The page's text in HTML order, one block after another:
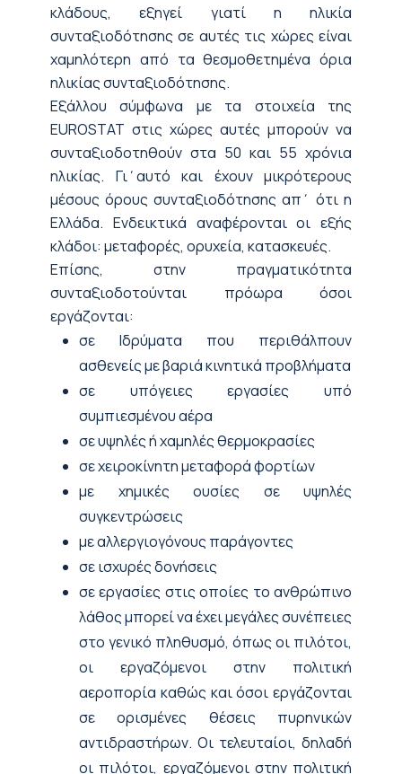
κλάδους, εξηγεί γιατί η ηλικία
συνταξιοδότησης σε αυτές τις χώρες είναι
χαμηλότερη από τα θεσμοθετημένα όρια
ηλικίας συνταξιοδότησης.
Εξάλλου σύμφωνα με τα στοιχεία της
EUROSTAT στις χώρες αυτές μπορούν να
συνταξιοδοτηθούν στα 50 και 55 χρόνια
ηλικίας. Γι΄αυτό και έχουν μικρότερους
μέσους όρους συνταξιοδότησης απ΄ ότι η
Ελλάδα. Ενδεικτικά αναφέρονται οι εξής
κλάδοι: μεταφορές, ορυχεία, κατασκευές.
Επίσης, στην πραγματικότητα
συνταξιοδοτούνται πρόωρα όσοι
εργάζονται:
σε Ιδρύματα που περιθάλπουν
ασθενείς με βαριά κινητικά προβλήματα
σε υπόγειες εργασίες υπό
συμπιεσμένου αέρα
σε υψηλές ή χαμηλές θερμοκρασίες
σε χειροκίνητη μεταφορά φορτίων
με χημικές ουσίες σε υψηλές
συγκεντρώσεις
με αλλεργιογόνους παράγοντες
σε ισχυρές δονήσεις
σε εργασίες στις οποίες το ανθρώπινο
λάθος μπορεί να έχει μεγάλες συνέπειες
στο γενικό πληθυσμό, όπως οι πιλότοι,
οι εργαζόμενοι στην πολιτική
αεροπορία καθώς και όσοι εργάζονται
σε ορισμένες θέσεις πυρηνικών
αντιδραστήρων. Οι τελευταίοι, δηλαδή
οι πιλότοι, εργαζόμενοι στην πολιτική